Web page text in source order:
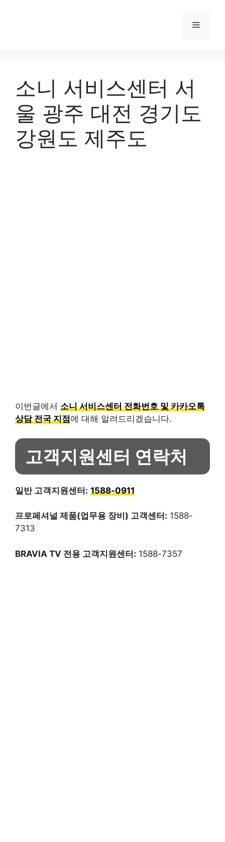
메
소니 서비스센터 서
울 광주 대전 경기도
강원도 제주도
이번글에서 소니 서비스센터 전화번호 및 카카오톡
상담 전국 지점에 대해 알려드리겠습니다.
고객지원센터 연락처
일반 고객지원센터: 1588-0911
프로페셔널 제품(업무용 장비) 고객센터: 1588-
7313
BRAVIA TV 전용 고객지원센터: 1588-7357